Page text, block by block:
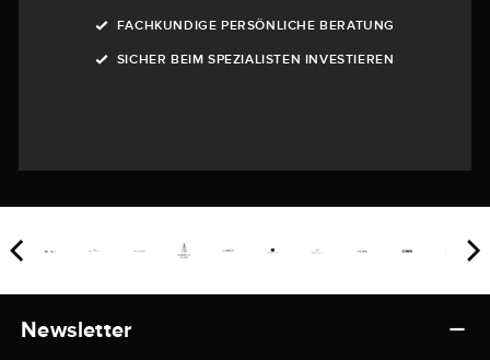
FACHKUNDIGE PERSÖNLICHE BERATUNG
SICHER BEIM SPEZIALISTEN INVESTIEREN
Newsletter